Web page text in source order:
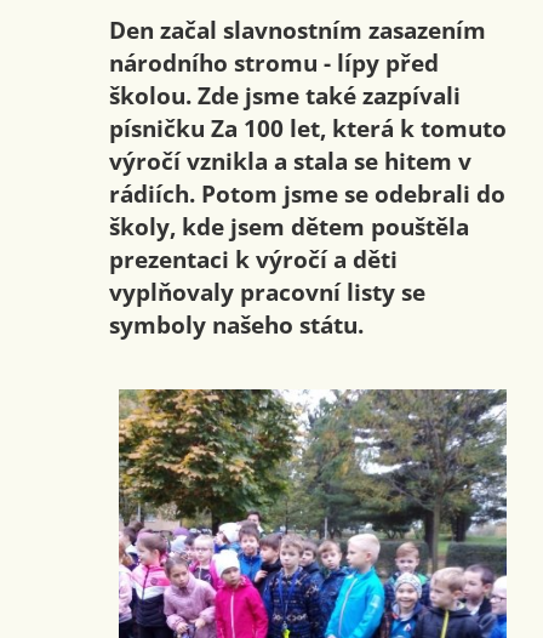
Den začal slavnostním zasazením
národního stromu - lípy před
školou. Zde jsme také zazpívali
písničku Za 100 let, která k tomuto
výročí vznikla a stala se hitem v
rádiích. Potom jsme se odebrali do
školy, kde jsem dětem pouštěla
prezentaci k výročí a děti
vyplňovaly pracovní listy se
symboly našeho státu.